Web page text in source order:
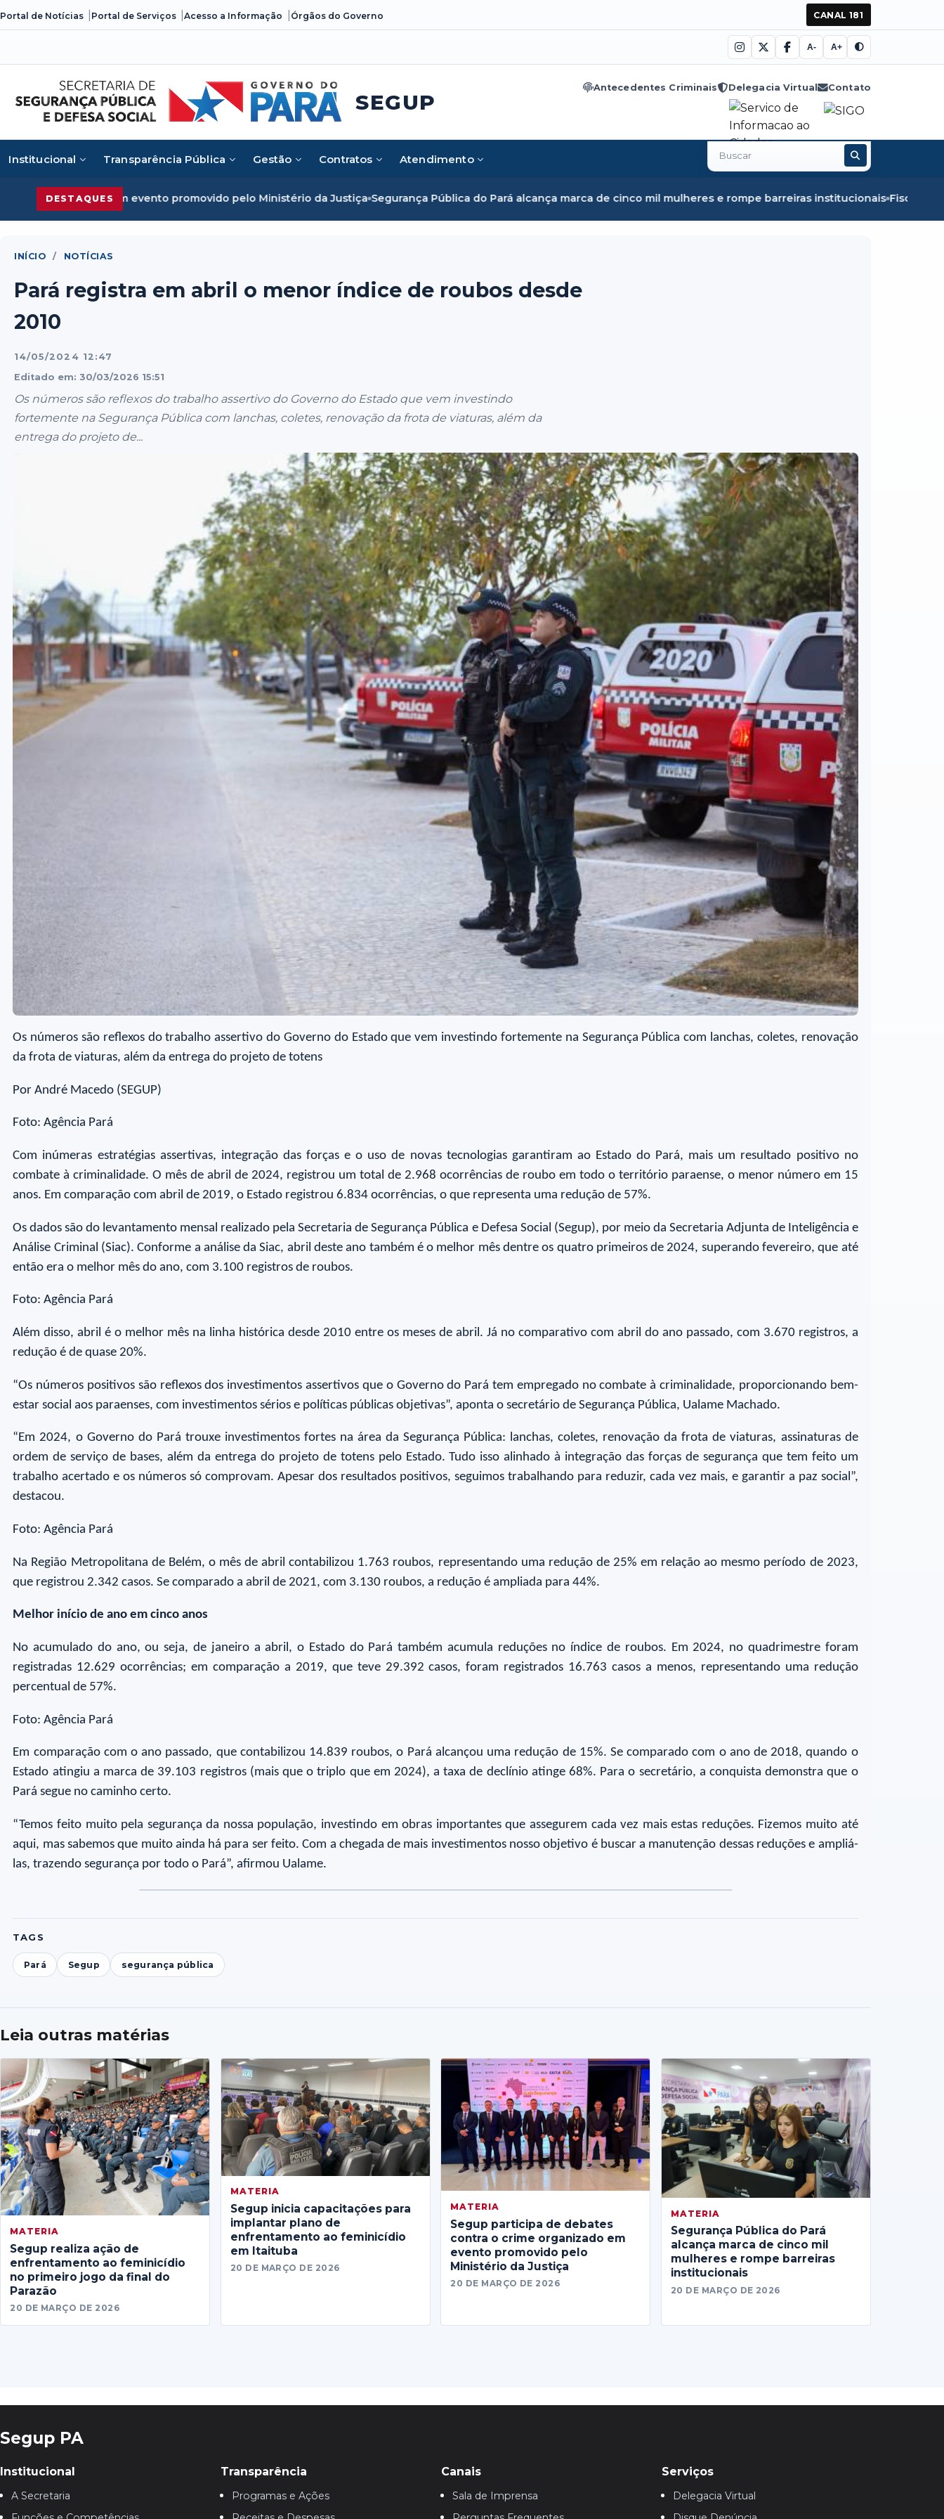
Portal de Notícias Portal de Serviços Acesso a Informação Órgãos do Governo CANAL 181
A- A+
SEGUP
Antecedentes Criminais Delegacia Virtual Contato
Institucional Transparência Pública Gestão Contratos Atendimento
Buscar
no
DESTAQUES
evento promovido pelo Ministério da Justiça Segurança Pública do Pará alcança marca de cinco mil mulheres e rompe barreiras institucionais Fiscalização em Óbidos
INÍCIO / NOTÍCIAS
Pará registra em abril o menor índice de roubos desde
2010
14/05/2024 12:47
Editado em: 30/03/2026 15:51
Os números são reflexos do trabalho assertivo do Governo do Estado que vem investindo
fortemente na Segurança Pública com lanchas, coletes, renovação da frota de viaturas, além da
entrega do projeto de...
Os números são reflexos do trabalho assertivo do Governo do Estado que vem investindo fortemente na Segurança Pública com lanchas, coletes, renovação
da frota de viaturas, além da entrega do projeto de totens
Por André Macedo (SEGUP)
Foto: Agência Pará
Com inúmeras estratégias assertivas, integração das forças e o uso de novas tecnologias garantiram ao Estado do Pará, mais um resultado positivo no
combate à criminalidade. O mês de abril de 2024, registrou um total de 2.968 ocorrências de roubo em todo o território paraense, o menor número em 15
anos. Em comparação com abril de 2019, o Estado registrou 6.834 ocorrências, o que representa uma redução de 57%.
Os dados são do levantamento mensal realizado pela Secretaria de Segurança Pública e Defesa Social (Segup), por meio da Secretaria Adjunta de Inteligência e
Análise Criminal (Siac). Conforme a análise da Siac, abril deste ano também é o melhor mês dentre os quatro primeiros de 2024, superando fevereiro, que até
então era o melhor mês do ano, com 3.100 registros de roubos.
Foto: Agência Pará
Além disso, abril é o melhor mês na linha histórica desde 2010 entre os meses de abril. Já no comparativo com abril do ano passado, com 3.670 registros, a
redução é de quase 20%.
“Os números positivos são reflexos dos investimentos assertivos que o Governo do Pará tem empregado no combate à criminalidade, proporcionando bem-
estar social aos paraenses, com investimentos sérios e políticas públicas objetivas”, aponta o secretário de Segurança Pública, Ualame Machado.
“Em 2024, o Governo do Pará trouxe investimentos fortes na área da Segurança Pública: lanchas, coletes, renovação da frota de viaturas, assinaturas de
ordem de serviço de bases, além da entrega do projeto de totens pelo Estado. Tudo isso alinhado à integração das forças de segurança que tem feito um
trabalho acertado e os números só comprovam. Apesar dos resultados positivos, seguimos trabalhando para reduzir, cada vez mais, e garantir a paz social”,
destacou.
Foto: Agência Pará
Na Região Metropolitana de Belém, o mês de abril contabilizou 1.763 roubos, representando uma redução de 25% em relação ao mesmo período de 2023,
que registrou 2.342 casos. Se comparado a abril de 2021, com 3.130 roubos, a redução é ampliada para 44%.
Melhor início de ano em cinco anos
No acumulado do ano, ou seja, de janeiro a abril, o Estado do Pará também acumula reduções no índice de roubos. Em 2024, no quadrimestre foram
registradas 12.629 ocorrências; em comparação a 2019, que teve 29.392 casos, foram registrados 16.763 casos a menos, representando uma redução
percentual de 57%.
Foto: Agência Pará
Em comparação com o ano passado, que contabilizou 14.839 roubos, o Pará alcançou uma redução de 15%. Se comparado com o ano de 2018, quando o
Estado atingiu a marca de 39.103 registros (mais que o triplo que em 2024), a taxa de declínio atinge 68%. Para o secretário, a conquista demonstra que o
Pará segue no caminho certo.
“Temos feito muito pela segurança da nossa população, investindo em obras importantes que assegurem cada vez mais estas reduções. Fizemos muito até
aqui, mas sabemos que muito ainda há para ser feito. Com a chegada de mais investimentos nosso objetivo é buscar a manutenção dessas reduções e ampliá-
las, trazendo segurança por todo o Pará”, afirmou Ualame.
FotoFoto
Foto
TAGS
Pará Segup segurança pública
Leia outras matérias
MATERIA
Segup realiza ação de
enfrentamento ao feminicídio
no primeiro jogo da final do
Parazão
20 DE MARÇO DE 2026
MATERIA
Segup inicia capacitações para
implantar plano de
enfrentamento ao feminicídio
em Itaituba
20 DE MARÇO DE 2026
MATERIA
Segup participa de debates
contra o crime organizado em
evento promovido pelo
Ministério da Justiça
20 DE MARÇO DE 2026
MATERIA
Segurança Pública do Pará
alcança marca de cinco mil
mulheres e rompe barreiras
institucionais
20 DE MARÇO DE 2026
Segup PA
Institucional
A Secretaria
Transparência
Programas e Ações
Canais
Sala de Imprensa
Serviços
Delegacia Virtual